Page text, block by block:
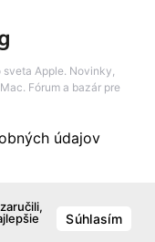
Apple. Novinky,
Fórum a bazár pre
údajov
Súhlasím